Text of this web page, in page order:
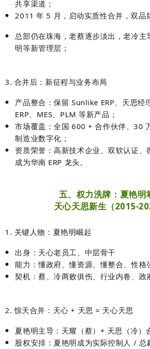
共享渠道；
2011 年 5 月，启动实质性合并，双品
总部仍在珠海，老蔡逐步淡出，老冷主
明等新管理层；
3. 合并后：新征程与业务布局
产品整合：保留 Sunlike ERP、天思经
ERP、MES、PLM 等新产品；
市场覆盖：全国 600 + 合作伙伴、30
制造业数字化；
资质荣誉：高新技术企业、双软认证、
成为华南 ERP 龙头。
五、权力洗牌：夏艳明
天心天思新生（2015-
1. 关键人物：夏艳明崛起
出身： 天心老员工、中层骨干
能力：懂政府、懂资源、懂整合、性格
契机：蔡、冷两败俱伤、行业内卷、政
2. 惊天合并：天心 + 天思 = 天心天思
夏艳明主导： 天耀（蔡）+ 天思（冷）
股权安排： 夏艳明成为实际控制人 / 总